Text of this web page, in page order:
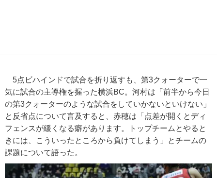
5点ビハインドで試合を折り返すも、第3クォーターで一
気に試合の主導権を握った横浜BC。河村は「前半から今日
の第3クォーターのような試合をしていかないといけない」
と反省点について言及すると、赤穂は「点差が開くとディ
フェンスが緩くなる癖があります。トップチームとやると
きには、こういったところから負けてしまう」とチームの
課題について語った。